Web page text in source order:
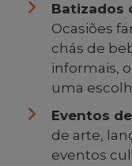
Batizados
Ocasiões
chás de
informais,
uma
Eventos
de arte,
eventos